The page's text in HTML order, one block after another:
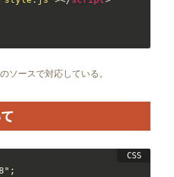
ソースで対応している。
;